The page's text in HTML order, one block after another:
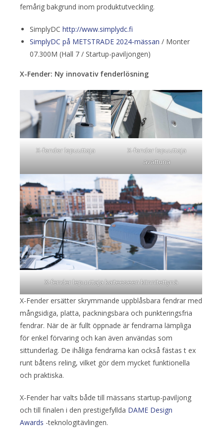
femårig bakgrund inom produktutveckling.
SimplyDC http://www.simplydc.fi
SimplyDC på METSTRADE 2024-mässan / Monter
07.300M (Hall 7 / Startup-paviljongen)
X-Fender: Ny innovativ fenderlösning
X-fender lepuuttaja
X-fender lepuuttaja
avattuna
X-fender lepuuttaja kaiteeseen kiinnitettynä
X-Fender ersätter skrymmande uppblåsbara fendrar med
mångsidiga, platta, packningsbara och punkteringsfria
fendrar. När de är fullt öppnade är fendrarna lämpliga
för enkel förvaring och kan även användas som
sittunderlag. De ihåliga fendrarna kan också fästas t ex
runt båtens reling, vilket gör dem mycket funktionella
och praktiska.
X-Fender har valts både till mässans startup-paviljong
och till finalen i den prestigefyllda DAME Design
Awards -teknologitävlingen.